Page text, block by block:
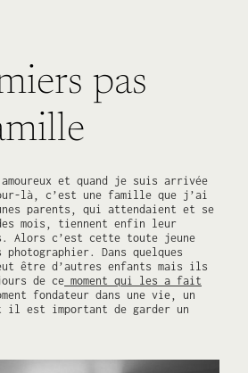
pas
et quand je suis arrivée
là, c’est une famille que j’ai
parents, qui attendaient et se
mois, tiennent enfin leur
Alors c’est cette toute jeune
Dans quelques
être d’autres enfants mais ils
de ce moment qui les a fait
fondateur dans une vie, un
il est important de garder un